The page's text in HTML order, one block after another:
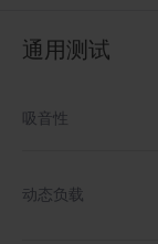
通用测试
吸音性
动态负载